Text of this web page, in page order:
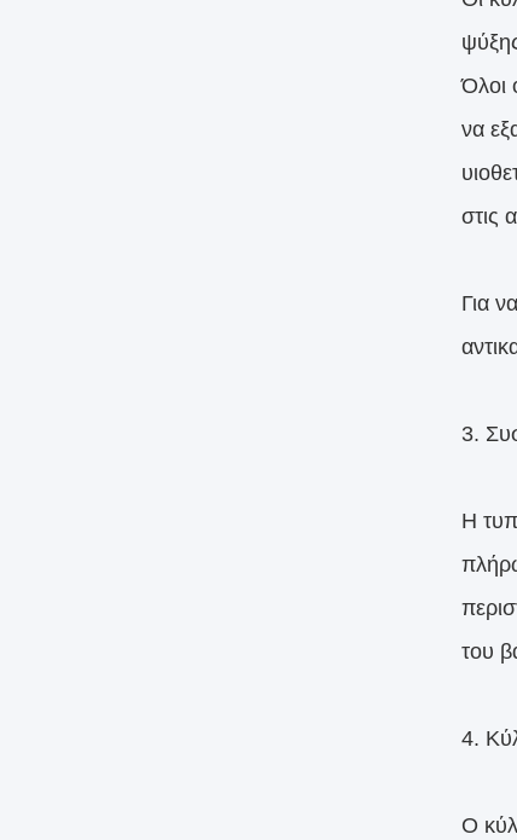
Όλοι
να
στις
Για
3.
Η
του
4.
Ο